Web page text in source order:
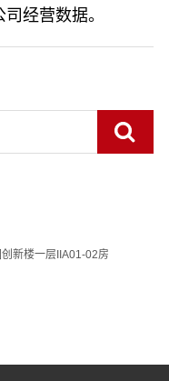
经营数据。
新楼一层IIA01-02房